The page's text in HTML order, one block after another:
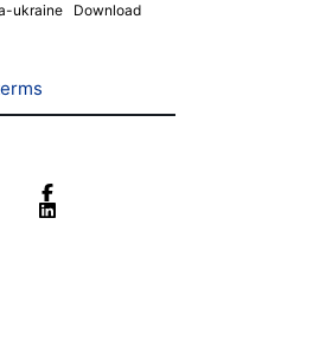
ukraine Download